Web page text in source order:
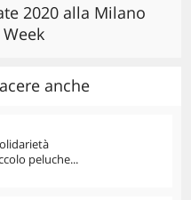
2020 alla Milano
anche
peluche...